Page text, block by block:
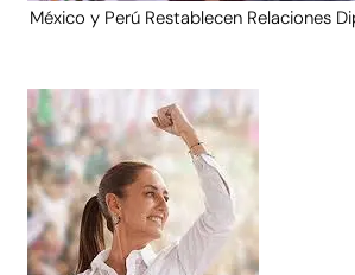
México y Perú Restablecen Relaciones